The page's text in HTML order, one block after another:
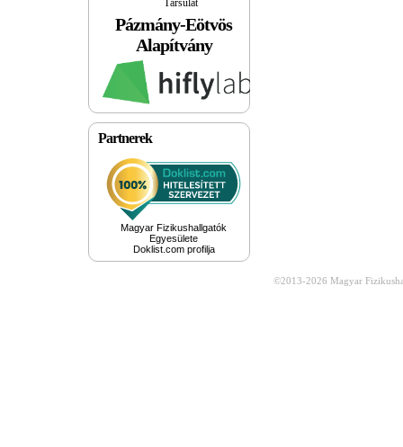
Pázmány-Eötvös
Alapítvány
Partnerek
Magyar Fizikushallgatók
Egyesülete
Doklist.com profilja
©2013-2026 Magyar